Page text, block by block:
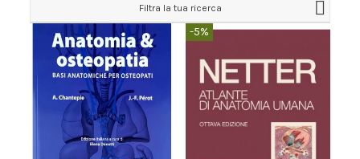
Filtra la tua ricerca
-5%